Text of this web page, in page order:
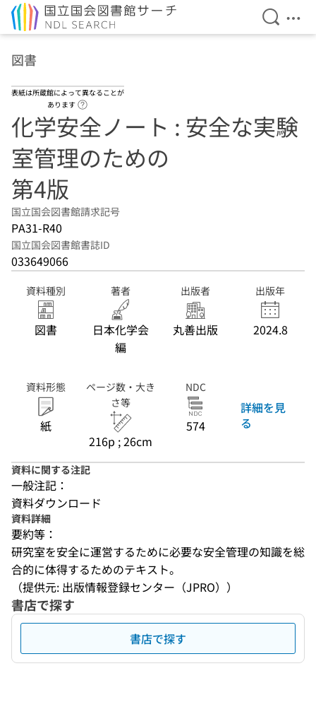
検索を
メ
図書
表紙は所蔵館によって異なることが
あります
化学安全ノート : 安全な実験
室管理のための
第4版
国立国会図書館請求記号
PA31-R40
国立国会図書館書誌ID
033649066
資料種別
図書
著者
日本化学会
編
出版者
丸善出版
出版年
2024.8
資料形態
紙
ページ数・大き
さ等
216p ; 26cm
NDC
574
詳細を見
る
資料に関する注記
一般注記：
資料ダウンロード
資料詳細
要約等：
研究室を安全に運営するために必要な安全管理の知識を総
合的に体得するためのテキスト。
（提供元: 出版情報登録センター（JPRO））
書店で探す
書店で探す